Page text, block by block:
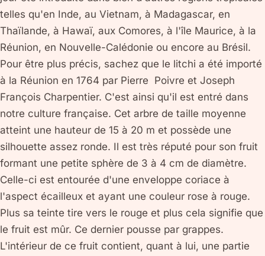
telles qu'en Inde, au Vietnam, à Madagascar, en
Thaïlande, à Hawaï, aux Comores, à l'île Maurice, à la
Réunion, en Nouvelle-Calédonie ou encore au Brésil.
Pour être plus précis, sachez que le litchi a été importé
à la Réunion en 1764 par Pierre Poivre et Joseph
François Charpentier. C'est ainsi qu'il est entré dans
notre culture française. Cet arbre de taille moyenne
atteint une hauteur de 15 à 20 m et possède une
silhouette assez ronde. Il est très réputé pour son fruit
formant une petite sphère de 3 à 4 cm de diamètre.
Celle-ci est entourée d'une enveloppe coriace à
l'aspect écailleux et ayant une couleur rose à rouge.
Plus sa teinte tire vers le rouge et plus cela signifie que
le fruit est mûr. Ce dernier pousse par grappes.
L'intérieur de ce fruit contient, quant à lui, une partie